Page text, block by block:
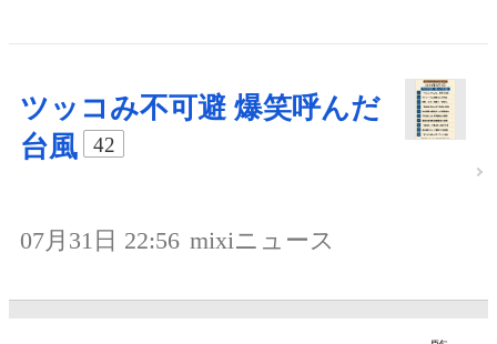
ツッコみ不可避 爆笑呼んだ
台風
42
07月31日 22:56 mixiニュース